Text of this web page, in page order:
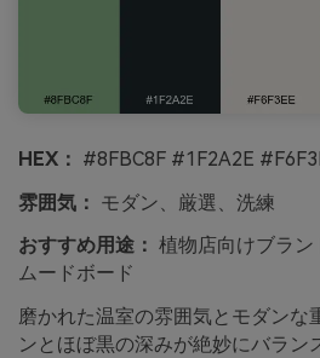
HEX： #8FBC8F #1F2A2E
雰囲気： モダン、厳選、洗練
おすすめ用途： 植物店向けブラン
ムードボード
磨かれた温室の雰囲気とモダンな
ンとほぼ黒の深みが絶妙にバラン